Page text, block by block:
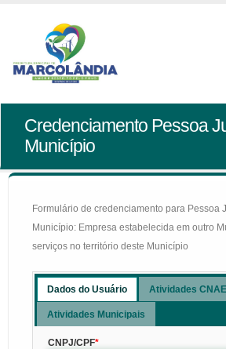
Credenciamento Pessoa
Município
Formulário de credenciamento para Pessoa
Município: Empresa estabelecida em outro
serviços no território deste Município
Dados do Usuário Atividades CNAE
Atividades Municipais
CNPJ/CPF